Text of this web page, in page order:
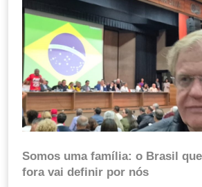
Somos uma família: o Brasil
fora vai definir por nós